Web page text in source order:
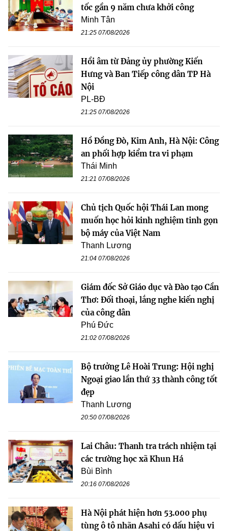
tốc gần 9 năm chưa khởi công
Minh Tân
21:25 07/08/2026
Hồi âm từ Đảng ủy phường Kiến
Hưng và Ban Tiếp công dân TP Hà
Nội
PL-BĐ
21:25 07/08/2026
Hồ Đồng Đò, Kim Anh, Hà Nội: Công
an phối hợp kiểm tra vi phạm
Thái Minh
21:21 07/08/2026
Chủ tịch Quốc hội Thái Lan mong
muốn học hỏi kinh nghiệm tinh gọn
bộ máy của Việt Nam
Thanh Lương
21:04 07/08/2026
Giám đốc Sở Giáo dục và Đào tạo Cần
Thơ: Đối thoại, lắng nghe kiến nghị
của công dân
Phú Đức
21:02 07/08/2026
Bộ trưởng Lê Hoài Trung: Hội nghị
Ngoại giao lần thứ 33 thành công tốt
đẹp
Thanh Lương
20:50 07/08/2026
Lai Châu: Thanh tra trách nhiệm tại
các trường học xã Khun Há
Bùi Bình
20:16 07/08/2026
Hà Nội phát hiện hơn 53.000 phụ
tùng ô tô nhãn Asahi có dấu hiệu vi